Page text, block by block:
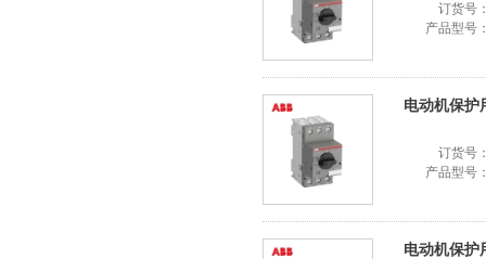
订货号
产品型号
电动机保护
订货号
产品型号
电动机保护